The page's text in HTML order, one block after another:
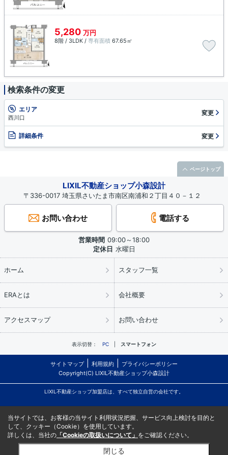
5,280 万円
8階 / 3LDK / 専有面積 67.65㎡
検索条件の変更
エリア
西川口
変更
詳細条件 変更
LIXIL不動産ショップ小森設計
〒336-0017 埼玉県さいたま市南区南浦和２丁目４０－１２
お問い合わせ 電話する
営業時間 09:00～18:00
定休日 水曜日
ホーム スタッフ一覧
ERAとは 会社概要
アクセスマップ お問い合わせ
表示切替： PC スマートフォン
サイトマップ 利用規約
プライバシーポリシー
Copyright(C) LIXIL不動産ショップ小森設計
LIXIL不動産ショップ加盟店は、すべて独立自営の会社です。
ページトップ
当サイトでは、お客様の当サイト利用状況把握、サービス向上検討を目的と
して、クッキー（Cookie）を使用しています。
詳しくは、当社の 「Cookieの取扱いについて」 をご確認ください。
閉じる